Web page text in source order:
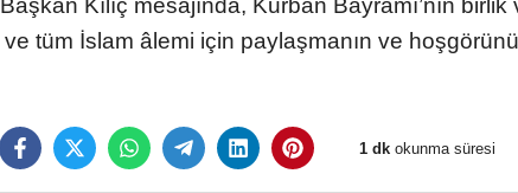
Başkan Kılıç mesajında, Kurban Bayramı’nın
ve tüm İslam âlemi için paylaşmanın ve
1 dk okunma süresi